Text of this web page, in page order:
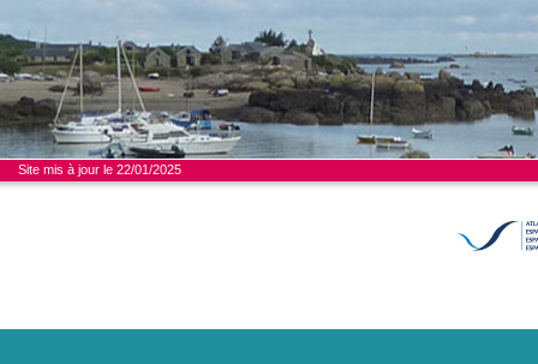
Site mis à jour le 22/01/2025